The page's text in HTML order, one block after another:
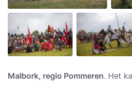
Malbork, regio Pommeren. Het